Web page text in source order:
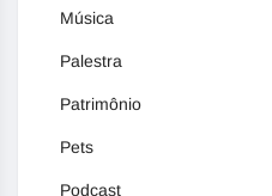
Música
Palestra
Patrimônio
Pets
Podcast